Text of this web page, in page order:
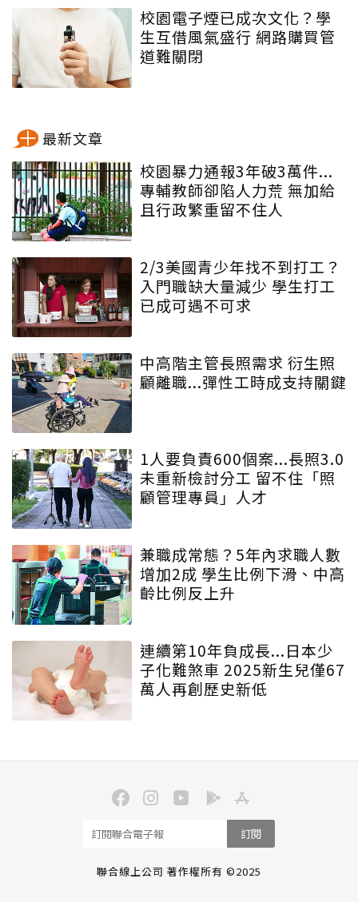
校園電子煙已成次文化？學
生互借風氣盛行 網路購買管
道難關閉
最新文章
校園暴力通報3年破3萬件...
專輔教師卻陷人力荒 無加給
且行政繁重留不住人
2/3美國青少年找不到打工？
入門職缺大量減少 學生打工
已成可遇不可求
中高階主管長照需求 衍生照
顧離職...彈性工時成支持關鍵
1人要負責600個案...長照3.0
未重新檢討分工 留不住「照
顧管理專員」人才
兼職成常態？5年內求職人數
增加2成 學生比例下滑、中高
齡比例反上升
連續第10年負成長...日本少
子化難煞車 2025新生兒僅67
萬人再創歷史新低
訂閱
聯合線上公司 著作權所有 ©2025